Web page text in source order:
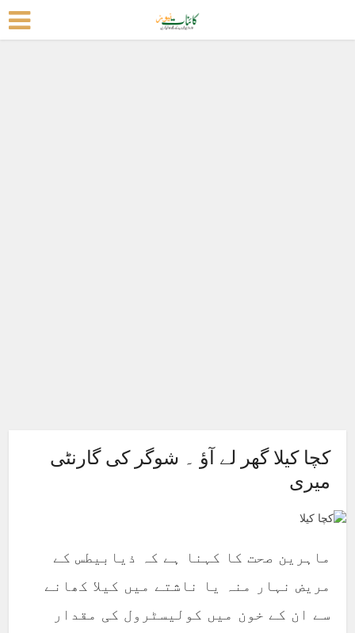
کچا کیلا گھر لے آؤ ۔ شوگر کی گارنٹی
میری
ماہرین صحت کا کہنا ہے کہ ذیابیطس کے
مریض نہار منہ یا ناشتے میں کیلا کھانے
سے ان کے خون میں کولیسٹرول کی مقدار